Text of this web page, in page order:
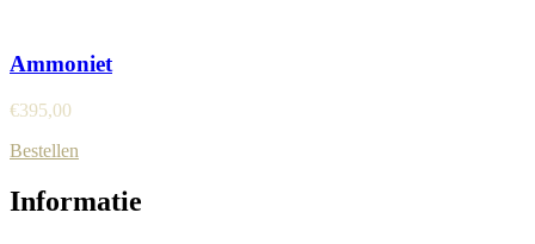
Ammoniet
€395,00
Bestellen
Informatie